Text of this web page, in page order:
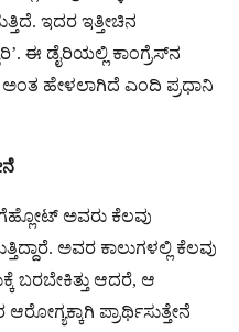
ಇದರ ಇತ್ತೀಚಿನ
ಈ ಡೈರಿಯಲ್ಲಿ ಕಾಂಗ್ರೆಸ್​ನ
ಅಂತ ಹೇಳಲಾಗಿದೆ ಎಂದಿ ಪ್ರಧಾನಿ
ಅವರು ಕೆಲವು
ಅವರ ಕಾಲುಗಳಲ್ಲಿ ಕೆಲವು
ಬರಬೇಕಿತ್ತು ಆದರೆ, ಆ
ಪ್ರಾರ್ಥಿಸುತ್ತೇನೆ